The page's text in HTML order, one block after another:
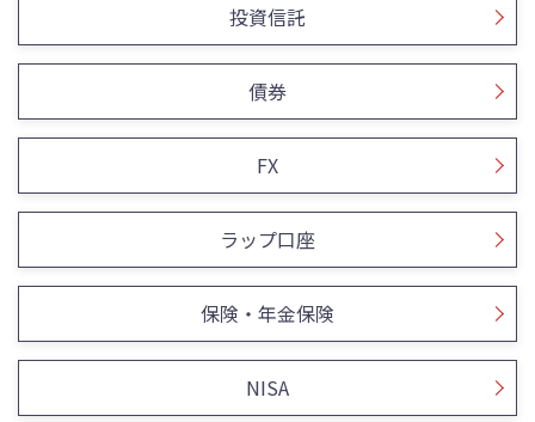
投資信託
債券
FX
ラップ口座
保険・年金保険
NISA